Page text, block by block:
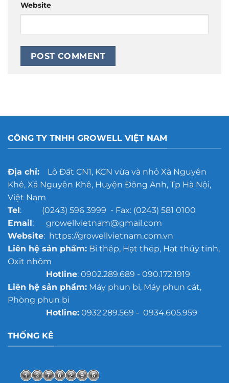
Website
CÔNG TY TNHH GROWELL VIỆT NAM
Địa chỉ:Lô Đất CN1, KCN vừa và nhỏ Xã Nguyên
Khê, Xã Nguyên Khê, Huyện Đông Anh, Tp Hà Nội,
Việt Nam
Tel: (0243) 596 3999 - Fax: (0243) 581 0100
Email: growellvietnam@gmail.com
Website: https://growellvietnam.com.vn
Liên hệ sản phẩm:Bi thép, Hạt thép, Hạt thủy tinh,
Oxit nhôm
Hotline: 0902.289.689 - 090.172.1919
Liên hệ sản phẩm:Máy phun bi, Máy phun cát,
Phòng phun bi
Hotline:0932.289.569 - 0934.605.959
THỐNG KÊ